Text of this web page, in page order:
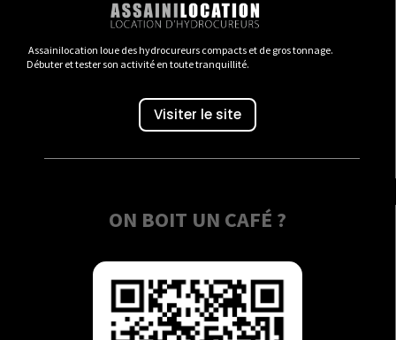
Assainilocation loue des hydrocureurs compacts et de gros tonnage.
Débuter et tester son activité en toute tranquillité.
Visiter le site
ON BOIT UN CAFÉ ?